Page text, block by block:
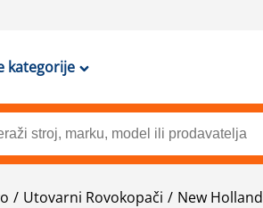
kategorije
Utovarni Rovokopači New Holland